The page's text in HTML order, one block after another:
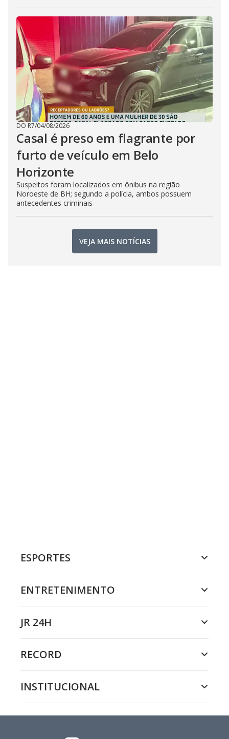
DO R7/04/08/2026
Casal é preso em flagrante por
furto de veículo em Belo
Horizonte
Suspeitos foram localizados em ônibus na região
Noroeste de BH; segundo a polícia, ambos possuem
antecedentes criminais
VEJA MAIS NOTÍCIAS
ESPORTES
ENTRETENIMENTO
JR 24H
RECORD
INSTITUCIONAL